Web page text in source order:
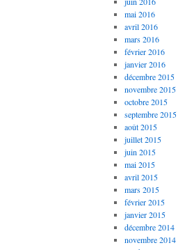
mai 2016
avril 2016
mars 2016
février 2016
janvier 2016
décembre 2015
novembre 2015
octobre 2015
septembre 2015
août 2015
juillet 2015
juin 2015
mai 2015
avril 2015
mars 2015
février 2015
janvier 2015
décembre 2014
novembre 2014